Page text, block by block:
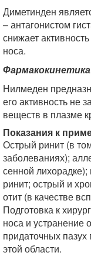
Диметинден
– антагонистом
снижает
носа.
Фармакокинетика
Нилмеден
его активность не
веществ в плазме
Показания к
Острый ринит (в
заболеваниях);
сенной
ринит; острый и
отит (в качестве
Подготовка к
носа и устранение
придаточных пазух
этой области.